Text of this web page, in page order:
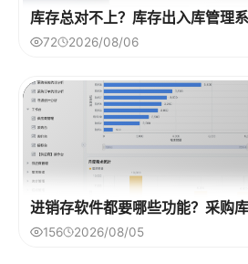
库存总对不上？库存出入库管理
72 2026/08/06
进销存软件都要哪些功能？采购
156 2026/08/05